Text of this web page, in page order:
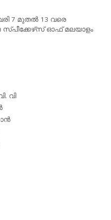
7 മുതല്‍ 13 വരെ
സ്പീക്കേഴ്‌സ് ഓഫ് മലയാളം
വി